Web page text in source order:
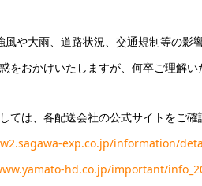
や大雨、道路状況、交通規制等の影
をおかけいたしますが、何卒ご理解い
ては、各配送会社の公式サイトをご確
exp.co.jp/information/
hd.co.jp/important/